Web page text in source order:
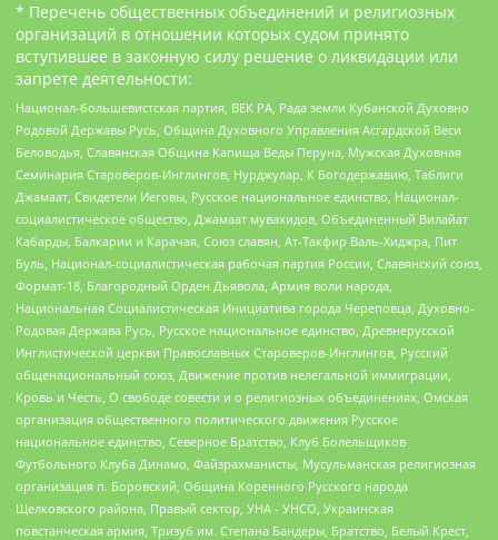
* Перечень общественных объединений и религиозных
организаций в отношении которых судом принято
вступившее в законную силу решение о ликвидации или
запрете деятельности:
Национал-большевистская партия, ВЕК РА, Рада земли Кубанской Духовно
Родовой Державы Русь, Община Духовного Управления Асгардской Веси
Беловодья, Славянская Община Капища Веды Перуна, Мужская Духовная
Семинария Староверов-Инглингов, Нурджулар, К Богодержавию, Таблиги
Джамаат, Свидетели Иеговы, Русское национальное единство, Национал-
социалистическое общество, Джамаат мувахидов, Объединенный Вилайат
Кабарды, Балкарии и Карачая, Союз славян, Ат-Такфир Валь-Хиджра, Пит
Буль, Национал-социалистическая рабочая партия России, Славянский союз,
Формат-18, Благородный Орден Дьявола, Армия воли народа,
Национальная Социалистическая Инициатива города Череповца, Духовно-
Родовая Держава Русь, Русское национальное единство, Древнерусской
Инглистической церкви Православных Староверов-Инглингов, Русский
общенациональный союз, Движение против нелегальной иммиграции,
Кровь и Честь, О свободе совести и о религиозных объединениях, Омская
организация общественного политического движения Русское
национальное единство, Северное Братство, Клуб Болельщиков
Футбольного Клуба Динамо, Файзрахманисты, Мусульманская религиозная
организация п. Боровский, Община Коренного Русского народа
Щелковского района, Правый сектор, УНА - УНСО, Украинская
повстанческая армия, Тризуб им. Степана Бандеры, Братство, Белый Крест,